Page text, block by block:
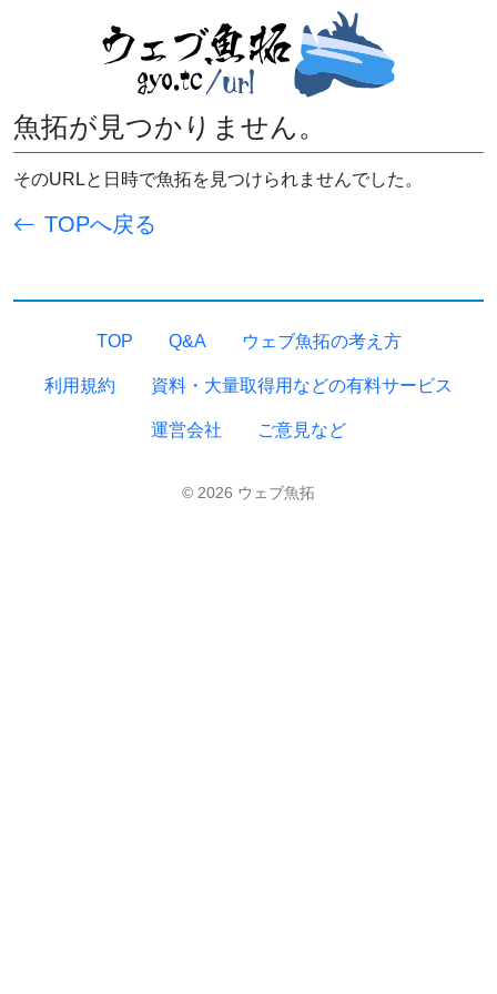
魚拓が見つかりません。
そのURLと日時で魚拓を見つけられませんでした。
TOPへ戻る
TOP Q&A ウェブ魚拓の考え方
利用規約 資料・大量取得用などの有料サービス
運営会社 ご意見など
© 2026 ウェブ魚拓